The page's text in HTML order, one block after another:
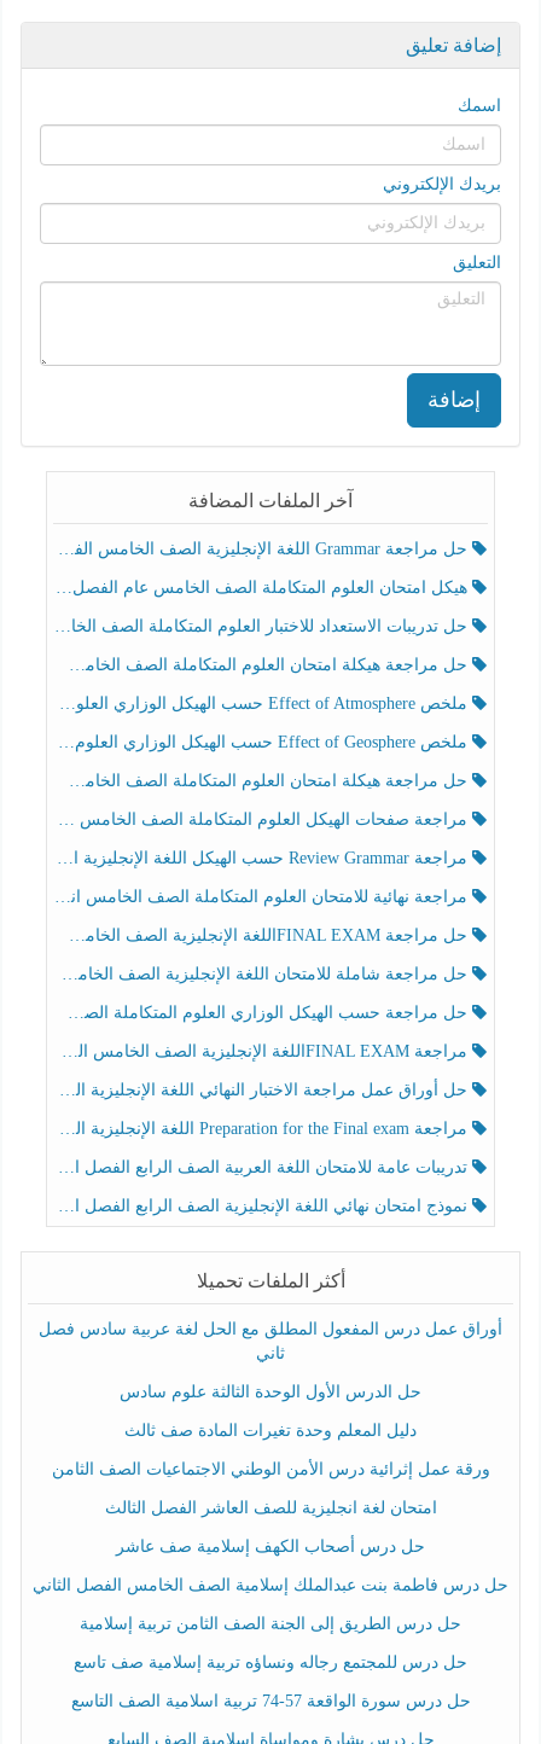
إضافة تعليق
اسمك
بريدك الإلكتروني
التعليق
إضافة
آخر الملفات المضافة
حل مراجعة Grammar اللغة الإنجليزية الصف الخامس الفصل الثالث
هيكل امتحان العلوم المتكاملة الصف الخامس عام الفصل الدراسي الثالث 2025-2026
حل تدريبات الاستعداد للاختبار العلوم المتكاملة الصف الخامس عام الفصل الثالث
حل مراجعة هيكلة امتحان العلوم المتكاملة الصف الخامس انسبير الفصل الثالث
ملخص Effect of Atmosphere حسب الهيكل الوزاري العلوم المتكاملة الصف الخامس انسبير الفصل الثالث
ملخص Effect of Geosphere حسب الهيكل الوزاري العلوم المتكاملة الصف الخامس انسبير الفصل الثالث
حل مراجعة هيكلة امتحان العلوم المتكاملة الصف الخامس عام الفصل الثالث
مراجعة صفحات الهيكل العلوم المتكاملة الصف الخامس انسبير الفصل الثالث
مراجعة Review Grammar حسب الهيكل اللغة الإنجليزية الصف الخامس الفصل الثالث
مراجعة نهائية للامتحان العلوم المتكاملة الصف الخامس انسبير الفصل الثالث
حل مراجعة FINAL EXAMاللغة الإنجليزية الصف الخامس الفصل الثالث
حل مراجعة شاملة للامتحان اللغة الإنجليزية الصف الخامس الفصل الثالث
حل مراجعة حسب الهيكل الوزاري العلوم المتكاملة الصف الخامس عام الفصل الثالث
مراجعة FINAL EXAMاللغة الإنجليزية الصف الخامس الفصل الثالث
حل أوراق عمل مراجعة الاختبار النهائي اللغة الإنجليزية الصف الرابع الفصل الثالث
مراجعة Preparation for the Final exam اللغة الإنجليزية الصف الرابع الفصل الثالث
تدريبات عامة للامتحان اللغة العربية الصف الرابع الفصل الثالث
نموذج امتحان نهائي اللغة الإنجليزية الصف الرابع الفصل الثالث
أكثر الملفات تحميلا
أوراق عمل درس المفعول المطلق مع الحل لغة عربية سادس فصل
ثاني
حل الدرس الأول الوحدة الثالثة علوم سادس
دليل المعلم وحدة تغيرات المادة صف ثالث
ورقة عمل إثرائية درس الأمن الوطني الاجتماعيات الصف الثامن
امتحان لغة انجليزية للصف العاشر الفصل الثالث
حل درس أصحاب الكهف إسلامية صف عاشر
حل درس فاطمة بنت عبدالملك إسلامية الصف الخامس الفصل الثاني
حل درس الطريق إلى الجنة الصف الثامن تربية إسلامية
حل درس للمجتمع رجاله ونساؤه تربية إسلامية صف تاسع
حل درس سورة الواقعة 57-74 تربية اسلامية الصف التاسع
حل درس بشارة ومواساة إسلامية الصف السابع